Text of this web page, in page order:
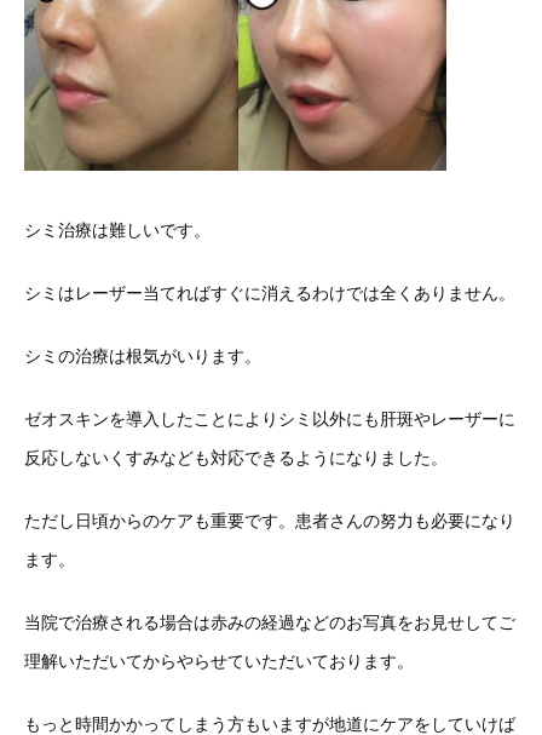
シミ治療は難しいです。
シミはレーザー当てればすぐに消えるわけでは全くありません。
シミの治療は根気がいります。
ゼオスキンを導入したことによりシミ以外にも肝斑やレーザーに
反応しないくすみなども対応できるようになりました。
ただし日頃からのケアも重要です。患者さんの努力も必要になり
ます。
当院で治療される場合は赤みの経過などのお写真をお見せしてご
理解いただいてからやらせていただいております。
もっと時間かかってしまう方もいますが地道にケアをしていけば